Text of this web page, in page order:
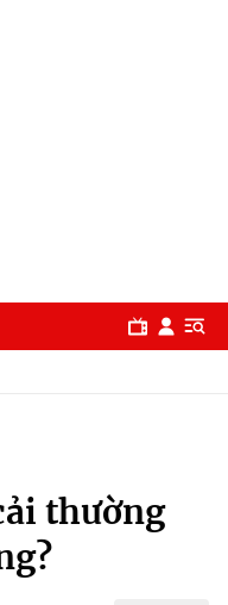
thường